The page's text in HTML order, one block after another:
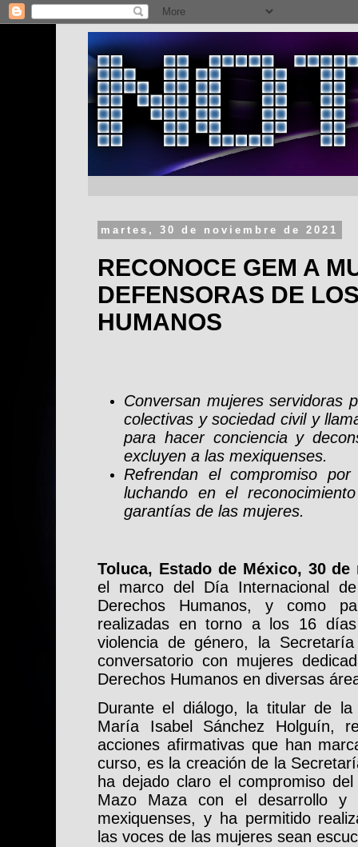
martes, 30 de noviembre de 2021
RECONOCE GEM A
DEFENSORAS DE
HUMANOS
Conversan mujeres servidoras
colectivas y sociedad civil y
para hacer conciencia y
excluyen a las mexiquenses.
Refrendan el compromiso
luchando en el
garantías de las mujeres.
Toluca, Estado de México, 30 de
el marco del Día Internacional
Derechos Humanos, y como
realizadas en torno a los 16
violencia de género, la
conversatorio con mujeres
Derechos Humanos en diversas
Durante el diálogo, la titular de
María Isabel Sánchez Holguín,
acciones afirmativas que han
curso, es la creación de la
ha dejado claro el compromiso
Mazo Maza con el desarrollo y
mexiquenses, y ha permitido
las voces de las mujeres sean